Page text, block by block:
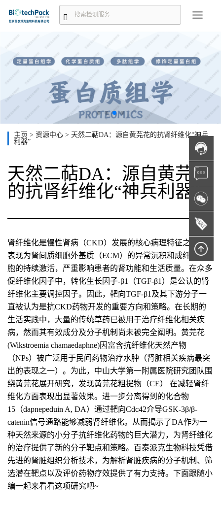
主页 > 资源中心 > 天然二萜DA：源自黄芫花的抗肾纤维化“神兵
利器”
天然二萜DA：源自黄芫花
的抗肾纤维化“神兵利器”
肾纤维化是慢性肾病（CKD）发展的核心病理特征之一，
表现为肾间质细胞外基质（ECM）的异常沉积和成纤维细
胞的持续激活，严重影响患者的肾功能和生活质量。在众多
促纤维化因子中，转化生长因子-β1（TGF-β1）是公认的肾
纤维化主要调控因子。因此，靶向TGF-β1及其下游分子一
直被认为是抗CKD药物开发的重要方向和策略。在长期的
生活实践中，大量的传统草药已被用于治疗纤维化相关疾
病，然而其有效成分及分子机制尚未被完全阐明。黄芫花
(Wikstroemia chamaedaphne)因富含抗纤维化天然产物
（NPs）被广泛用于民间药物治疗水肿（肾脏相关疾病最突
出的表现之一）。为此，中山大学第一附属医院研究团队围
绕黄芫花展开研究，发现黄芫花粗提物（CE） 在减轻肾纤
维化方面表现出显著效果。进一步分离得到的化合物
15（dapnepeduin A, DA）通过靶向Cdc42介导GSK-3β/β-
catenin信号通路能够减弱肾纤维化。从而揭示了DA作为一
种天然来源的小分子抗纤维化药物的巨大潜力，为肾纤维化
的治疗提供了新的分子靶点和策略。百泰派克生物科技凭借
先进的肾脏组织分析技术，为解析肾脏疾病的分子机制、筛
选潜在靶点以及评价药物疗效提供了有力支持。下面跟随小
编一起来看看这项研究吧~